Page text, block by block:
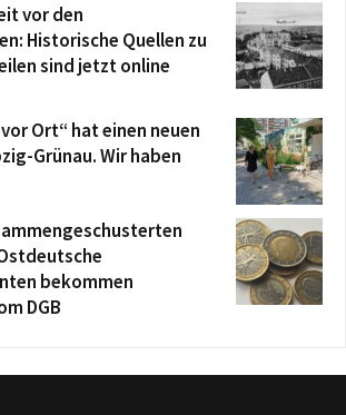
vor den
Historische Quellen zu
sind jetzt online
Ort“ hat einen neuen
Grünau. Wir haben
bekommen
DGB